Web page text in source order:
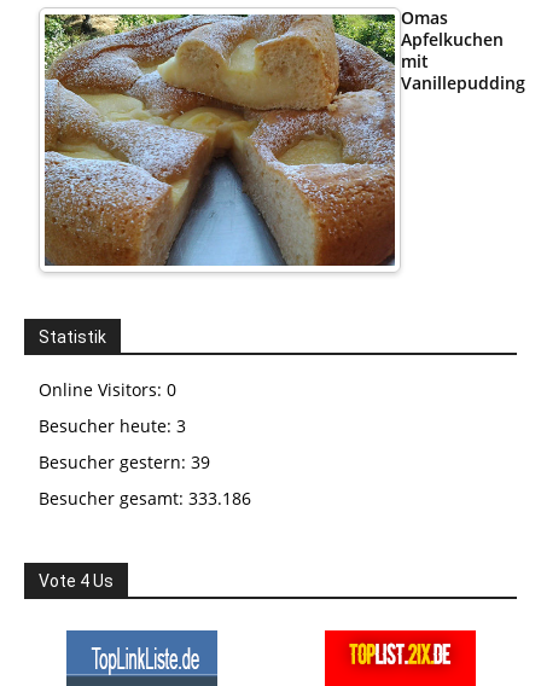
Omas
Apfelkuchen
mit
Vanillepudding
Statistik
Online Visitors: 0
Besucher heute: 3
Besucher gestern: 39
Besucher gesamt: 333.186
Vote 4 Us